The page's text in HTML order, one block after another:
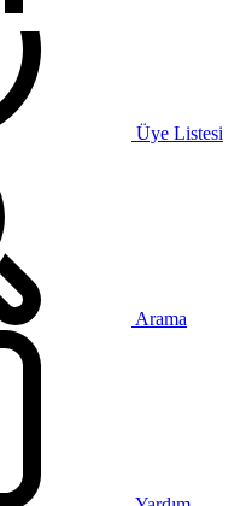
Üye Listesi
Arama